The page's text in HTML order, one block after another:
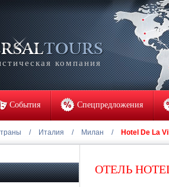
компания
События Спецпредложения
/ Италия / Милан / Hotel De La
ОТЕЛЬ